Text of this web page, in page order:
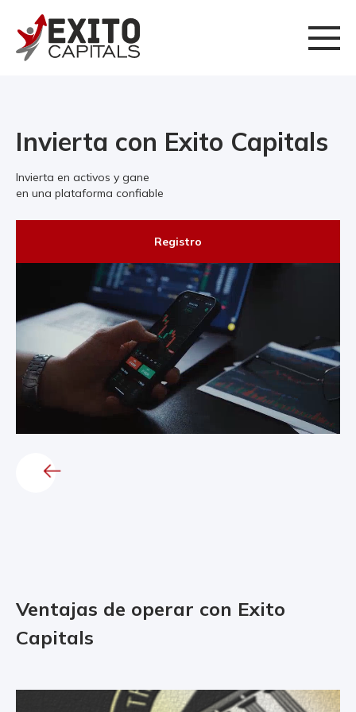
Invierta con Exito Capitals
Invierta en activos y gane
en una plataforma confiable
Registro
Ventajas de operar con Exito
Capitals